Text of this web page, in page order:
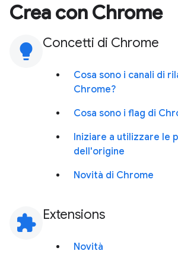
Crea con Chrome
lightbulb Concetti di Chrome
Cosa sono i canali di
Chrome?
Cosa sono i flag di
Iniziare a utilizzare le
dell'origine
Novità di Chrome
extension Extensions
Novità